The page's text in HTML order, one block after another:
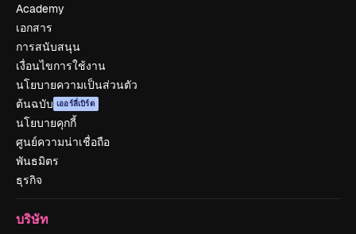
Academy
เอกสาร
การสนับสนุน
เงื่อนไขการใช้งาน
นโยบายความเป็นส่วนตัว
ต้นฉบับ เออร์ลี่เบิร์ด
นโยบายคุกกี้
ศูนย์ความน่าเชื่อถือ
พันธมิตร
ธุรกิจ
บริษัท